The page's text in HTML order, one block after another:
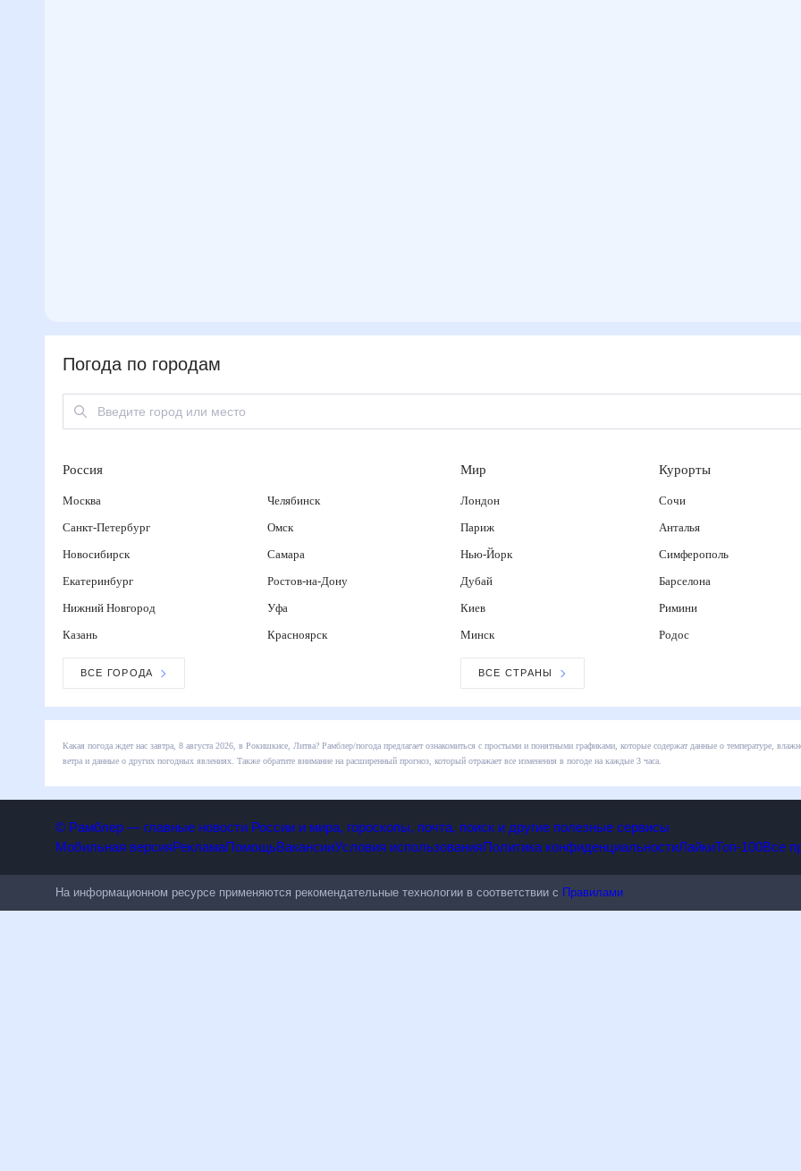
Погода по городам
Россия
Москва
Санкт-Петербург
Новосибирск
Екатеринбург
Нижний Новгород
Казань
Челябинск
Омск
Самара
Ростов-на-Дону
Уфа
Красноярск
ВСЕ ГОРОДА
Мир
Лондон
Париж
Нью-Йорк
Дубай
Киев
Минск
Курорты
Сочи
Анталья
Симферополь
Барселона
Римини
Родос
ВСЕ СТРАНЫ
Какая погода ждет нас завтра, 8 августа 2026, в Рокишкисе, Литва? Рамблер/погода предлагает ознакомиться с простыми и понятными графиками, которые содержат данные
температуре, влажности, скорости ветра и данные о других погодных явлениях. Также обратите внимание на расширенный прогноз, который отражает все изменения в
© Рамблер — главные новости России и мира, гороскопы, почта, поиск и другие полезные сервисы
На информационном ресурсе применяются рекомендательные технологии в соответствии сПравилами